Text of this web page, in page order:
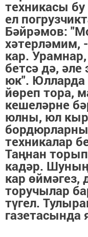
техникасы
ел
Бәйрәмов:
хәтерләмим,
кар.
бетсә дә,
юк".
йөреп тора,
кешеләрне
юлны, юл
техникалар
Таңнан
кадәр. Шуның
кар
торучылар
түгел.
газетасында